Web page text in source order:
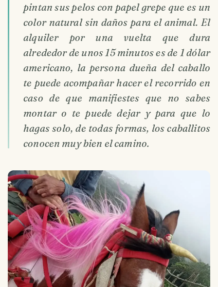
pintan sus pelos con papel grepe que es un
color natural sin daños para el animal. El
alquiler por una vuelta que dura
alrededor de unos 15 minutos es de 1 dólar
americano, la persona dueña del caballo
te puede acompañar hacer el recorrido en
caso de que manifiestes que no sabes
montar o te puede dejar y para que lo
hagas solo, de todas formas, los caballitos
conocen muy bien el camino.